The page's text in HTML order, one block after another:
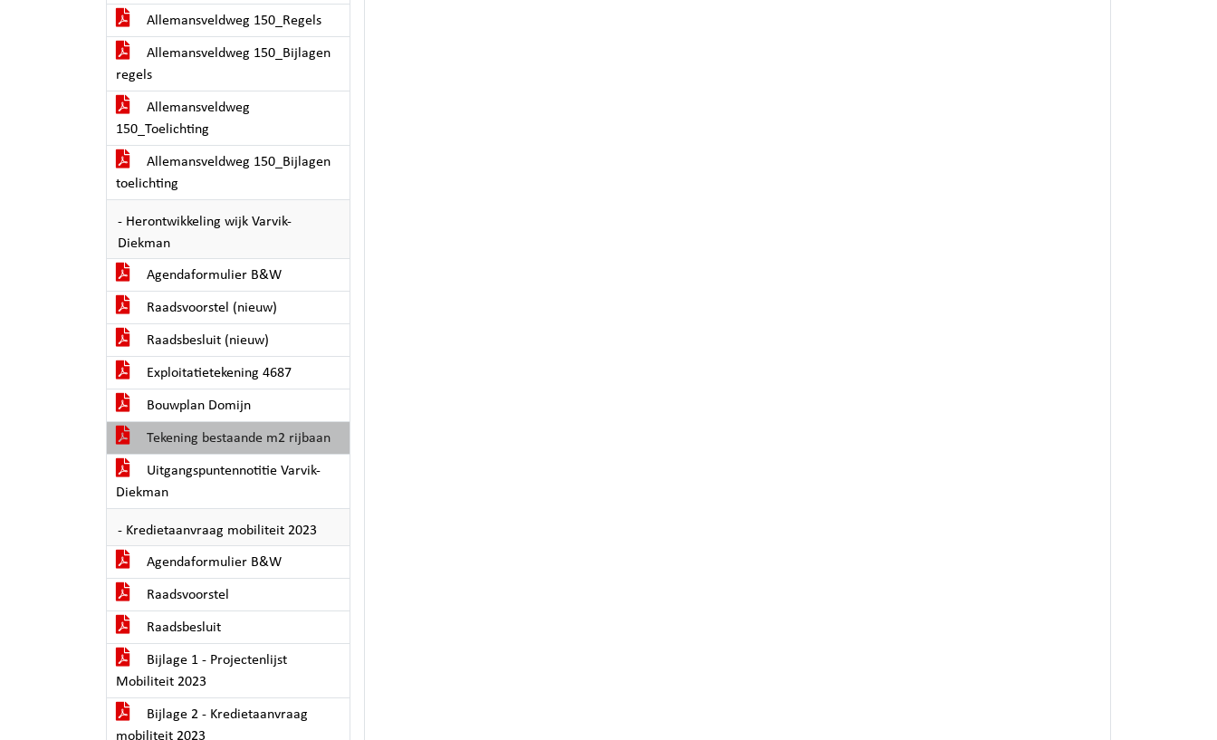
Allemansveldweg 150_Regels
Allemansveldweg 150_Bijlagen
regels
Allemansveldweg
150_Toelichting
Allemansveldweg 150_Bijlagen
toelichting
- Herontwikkeling wijk Varvik-
Diekman
Agendaformulier B&W
Raadsvoorstel (nieuw)
Raadsbesluit (nieuw)
Exploitatietekening 4687
Bouwplan Domijn
Tekening bestaande m2 rijbaan
Uitgangspuntennotitie Varvik-
Diekman
- Kredietaanvraag mobiliteit 2023
Agendaformulier B&W
Raadsvoorstel
Raadsbesluit
Bijlage 1 - Projectenlijst
Mobiliteit 2023
Bijlage 2 - Kredietaanvraag
mobiliteit 2023